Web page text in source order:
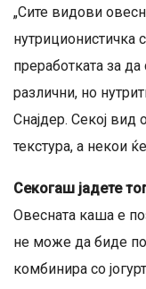
„Сите видови
нутриционистичка
преработката за
различни, но
Снајдер. Секој вид
текстура, а некои
Секогаш јадете
Овесната каша е
не може да биде
комбинира со